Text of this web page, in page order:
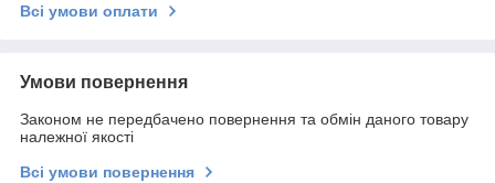
Всі умови оплати
Умови повернення
Законом не передбачено повернення та обмін даного товару
належної якості
Всі умови повернення